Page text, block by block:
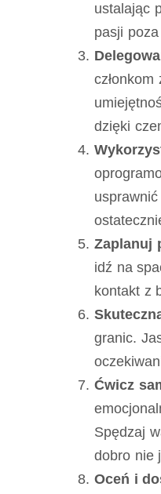
ustalając
pasji
dzięki
Zaplanuj
idź na
kontakt z
granic.
Ćwicz
Spędzaj
dobro nie
Oceń i